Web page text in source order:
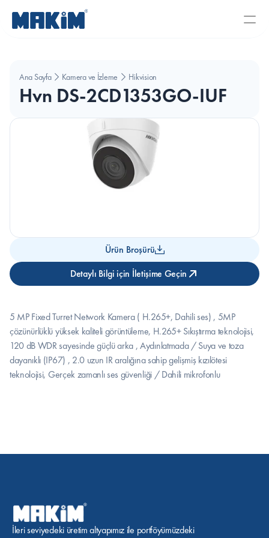
Ana Sayfa Kamera ve İzleme Sistemleri
Hikvision
Hvn DS-2CD1353GO-IUF
Ürün Broşürü
Detaylı Bilgi için İletişime Geçin
5 MP Fixed Turret Network Kamera ( H.265+, Dahili ses) , 5MP
çözünürlüklü yüksek kaliteli görüntüleme, H.265+ Sıkıştırma teknolojisi,
120 dB WDR sayesinde güçlü arka , Aydınlatmada / Suya ve toza
dayanıklı (IP67) , 2.0 uzun IR aralığına sahip gelişmiş kızılötesi
teknolojisi, Gerçek zamanlı ses güvenliği / Dahili mikrofonlu
İleri seviyedeki üretim altyapımız ile portföyümüzdeki